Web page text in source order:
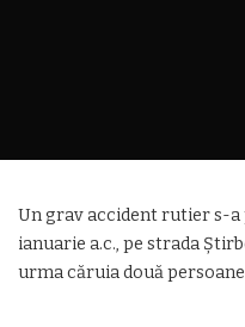
Un grav accident rutier s-a
ianuarie a.c., pe strada
urma căruia două